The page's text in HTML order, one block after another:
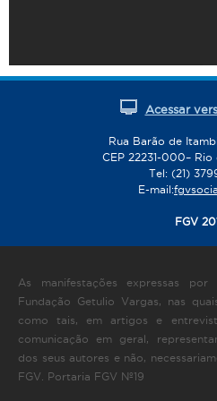
Acessar
Rua Barão de
CEP 22231-000– Rio
Tel: (21)
E-mail:
FGV
As manifestações expressas
Fundação Getulio Vargas, nas
como tais, em artigos e
comunicação em geral,
dos seus autores e não,
FGV. Portaria FGV Nº19